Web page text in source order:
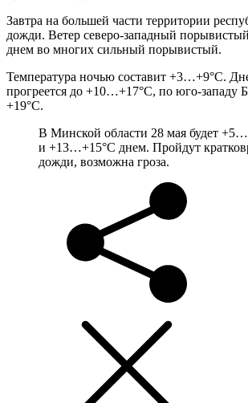
Завтра на большей части территории
дожди. Ветер северо-западный
днем во многих сильный порывистый.
Температура ночью составит +3…+9°С.
прогреется до +10…+17°С, по юго-западу
+19°С.
В Минской области 28 мая будет
и +13…+15°С днем. Пройдут
дожди, возможна гроза.